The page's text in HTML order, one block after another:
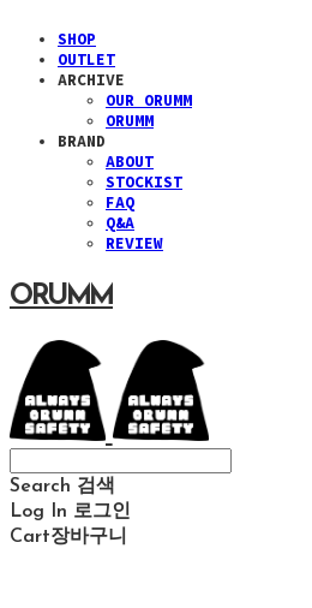
SHOP
OUTLET
ARCHIVE
OUR ORUMM
ORUMM
BRAND
ABOUT
STOCKIST
FAQ
Q&A
REVIEW
ORUMM
Search 검색
Log In 로그인
Cart장바구니